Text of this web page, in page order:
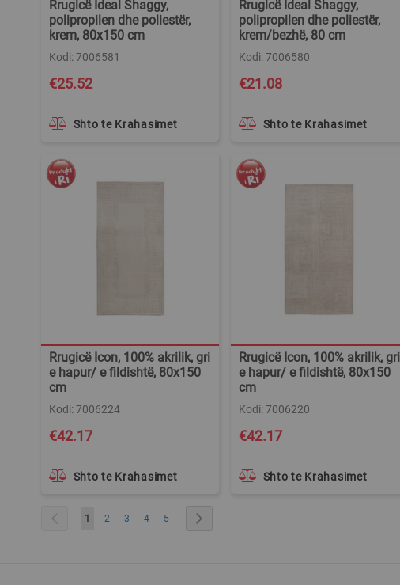
Rrugicë Ideal Shaggy,
polipropilen dhe poliestër,
krem, 80x150 cm
€25.52
Kodi: 7006581
Shto te Krahasimet
Rrugicë Ideal Shaggy,
polipropilen dhe poliestër,
krem/bezhë, 80 cm
€21.08
Kodi: 7006580
Shto te Krahasimet
Rrugicë Icon, 100% akrilik, gri
e hapur/ e fildishtë, 80x150
cm
€42.17
Kodi: 7006224
Shto te Krahasimet
Rrugicë Icon, 100% akrilik, gri
e hapur/ e fildishtë, 80x150
cm
€42.17
Kodi: 7006220
Shto te Krahasimet
Faqja Faqja ParaYou're currently reading page
1 Faqja
2 Faqja
3 Faqja
4 Faqja
5